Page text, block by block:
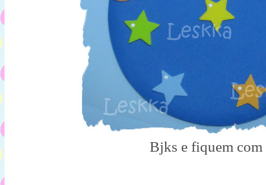
Bjks e fiquem com